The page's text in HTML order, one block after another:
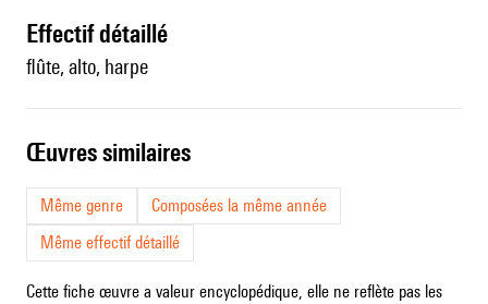
effectif détaillé
flûte, alto, harpe
œuvres similaires
Même genre
Composées la même année
Même effectif détaillé
Cette fiche œuvre a valeur encyclopédique, elle ne reflète pas les